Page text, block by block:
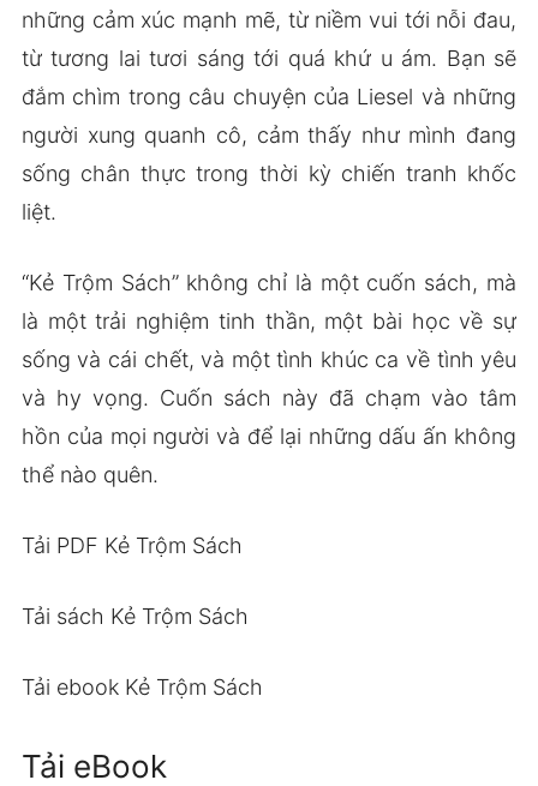
những cảm xúc mạnh mẽ, từ niềm vui tới nỗi đau,
từ tương lai tươi sáng tới quá khứ u ám. Bạn sẽ
đắm chìm trong câu chuyện của Liesel và những
người xung quanh cô, cảm thấy như mình đang
sống chân thực trong thời kỳ chiến tranh khốc
liệt.
“Kẻ Trộm Sách” không chỉ là một cuốn sách, mà
là một trải nghiệm tinh thần, một bài học về sự
sống và cái chết, và một tình khúc ca về tình yêu
và hy vọng. Cuốn sách này đã chạm vào tâm
hồn của mọi người và để lại những dấu ấn không
thể nào quên.
Tải PDF Kẻ Trộm Sách
Tải sách Kẻ Trộm Sách
Tải ebook Kẻ Trộm Sách
Tải eBook